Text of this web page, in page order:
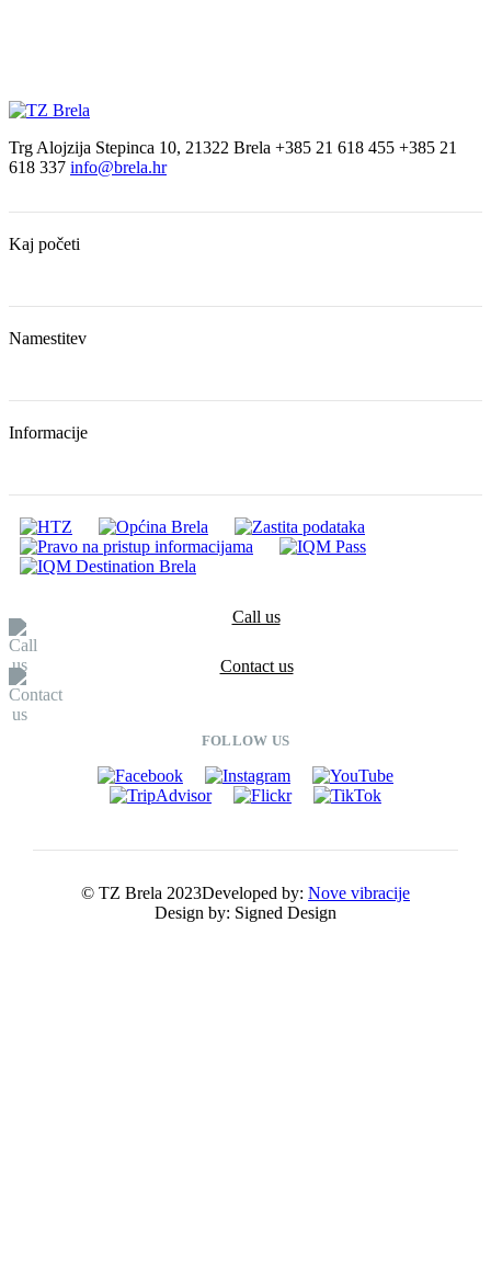
Trg Alojzija Stepinca 10, 21322 Brela +385 21 618 455 +385 21
618 337 info@brela.hr
Kaj početi
Namestitev
Informacije
Call us
Contact us
FOLLOW US
© TZ Brela 2023Developed by: Nove vibracije
Design by: Signed Design